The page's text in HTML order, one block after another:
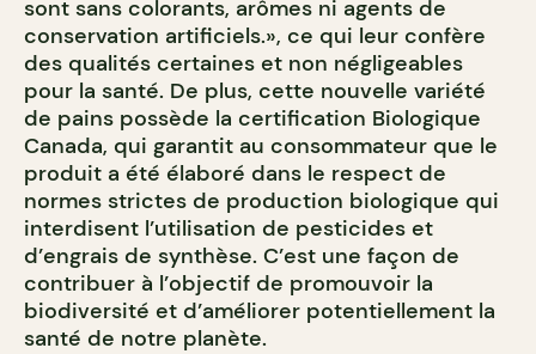
sont sans colorants, arômes ni agents de
conservation artificiels.», ce qui leur confère
des qualités certaines et non négligeables
pour la santé. De plus, cette nouvelle variété
de pains possède la certification Biologique
Canada, qui garantit au consommateur que le
produit a été élaboré dans le respect de
normes strictes de production biologique qui
interdisent l’utilisation de pesticides et
d’engrais de synthèse. C’est une façon de
contribuer à l’objectif de promouvoir la
biodiversité et d’améliorer potentiellement la
santé de notre planète.